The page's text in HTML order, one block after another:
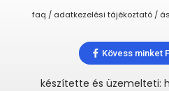
faq / adatkezelési tájékoztató /
Kövess minket
készítette és üzemelteti: